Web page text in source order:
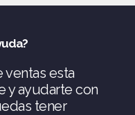
esta
y ayudarte con
tener